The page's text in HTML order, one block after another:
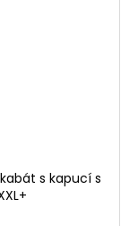
s kapucí s